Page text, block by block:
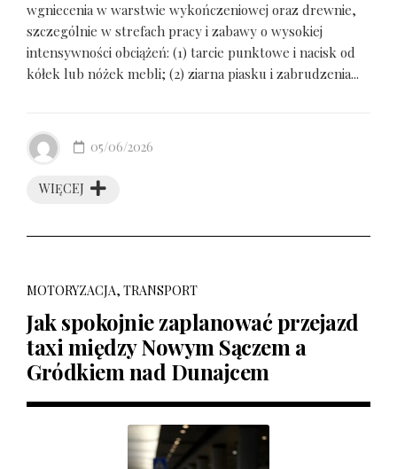
wgniecenia w warstwie wykończeniowej oraz drewnie,
szczególnie w strefach pracy i zabawy o wysokiej
intensywności obciążeń: (1) tarcie punktowe i nacisk od
kółek lub nóżek mebli; (2) ziarna piasku i zabrudzenia...
WIĘCEJ
05/06/2026
MOTORYZACJA, TRANSPORT
Jak spokojnie zaplanować przejazd
taxi między Nowym Sączem a
Gródkiem nad Dunajcem